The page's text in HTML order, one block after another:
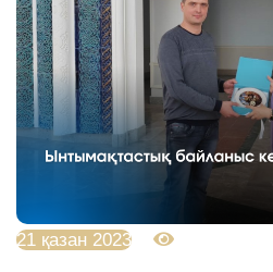
21 қазан 2023